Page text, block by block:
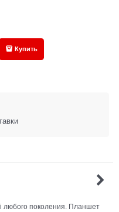
Купить
любого поколения. Планшет